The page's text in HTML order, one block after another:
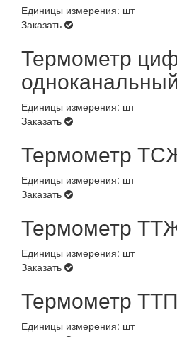
Единицы измерения: шт
Заказать
Термометр
одноканальный
Единицы измерения: шт
Заказать
Термометр
Единицы измерения: шт
Заказать
Термометр
Единицы измерения: шт
Заказать
Термометр
Единицы измерения: шт